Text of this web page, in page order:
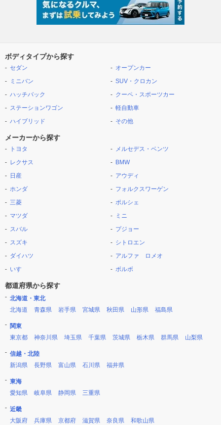
ボディタイプから探す
セダン
ミニバン
ハッチバック
ステーションワゴン
ハイブリッド
オープンカー
SUV・クロカン
クーペ・スポーツカー
軽自動車
その他
メーカーから探す
トヨタ
レクサス
日産
ホンダ
三菱
マツダ
スバル
スズキ
ダイハツ
いすゞ
メルセデス・ベンツ
BMW
アウディ
フォルクスワーゲン
ポルシェ
ミニ
プジョー
シトロエン
アルファ ロメオ
ボルボ
都道府県から探す
北海道・東北
北海道
青森県 岩手県 宮城県 秋田県 山形県 福島県
関東
東京都
神奈川県 埼玉県 千葉県 茨城県 栃木県 群馬県 山梨県
信越・北陸
新潟県
長野県 富山県 石川県 福井県
東海
愛知県
岐阜県 静岡県 三重県
近畿
大阪府
兵庫県 京都府 滋賀県 奈良県 和歌山県